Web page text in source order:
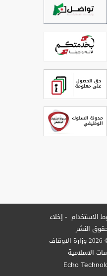
الاستخدام
إخلاء
النشر
جميع الحقوق محفوظة © 2026 وزارة الاوقاف
الاسلامية
Echo